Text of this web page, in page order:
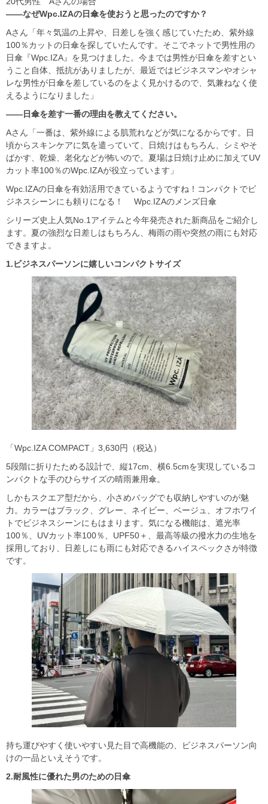
――なぜWpc.IZAの日傘を使おうと思ったのですか？
Aさん「年々気温の上昇や、日差しを強く感じていたため、紫外線
100％カットの日傘を探していたんです。そこでネットで男性用の
日傘『Wpc.IZA』を見つけました。今までは男性が日傘を差すとい
うこと自体、抵抗がありましたが、最近ではビジネスマンやオシャ
レな男性が日傘を差しているのをよく見かけるので、気兼ねなく使
えるようになりました」
――日傘を差す一番の理由を教えてください。
Aさん「一番は、紫外線による肌荒れなどが気になるからです。日
頃からスキンケアに気を遣っていて、日焼けはもちろん、シミやそ
ばかす、乾燥、老化などが怖いので。夏場は日焼け止めに加えてUV
カット率100％のWpc.IZAが役立っています」
Wpc.IZAの日傘を有効活用できているようですね！コンパクトでビ
ジネスシーンにも頼りになる！ Wpc.IZAのメンズ日傘
シリーズ史上人気No.1アイテムと今年発売された新商品をご紹介し
ます。夏の強烈な日差しはもちろん、梅雨の雨や突然の雨にも対応
できますよ。
1.ビジネスパーソンに嬉しいコンパクトサイズ
「Wpc.IZA COMPACT」3,630円（税込）
5段階に折りたためる設計で、縦17cm、横6.5cmを実現しているコ
ンパクトな手のひらサイズの晴雨兼用傘。
しかもスクエア型だから、小さめバッグでも収納しやすいのが魅
力。カラーはブラック、グレー、ネイビー、ベージュ、オフホワイ
トでビジネスシーンにもはまります。気になる機能は、遮光率
100％、UVカット率100％、UPF50＋、最高等級の撥水力の生地を
採用しており、日差しにも雨にも対応できるハイスペックさが特徴
です。
持ち運びやすく使いやすい見た目で高機能の、ビジネスパーソン向
けの一品といえそうです。
2.耐風性に優れた男のための日傘